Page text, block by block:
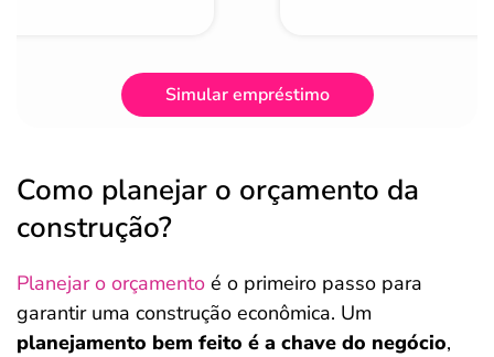
Simular empréstimo
Como planejar o orçamento da
construção?
Planejar o orçamento é o primeiro passo para
garantir uma construção econômica. Um
planejamento bem feito é a chave do negócio,